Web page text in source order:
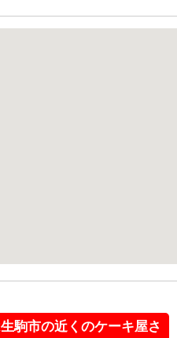
駒市の近くのケーキ屋さ